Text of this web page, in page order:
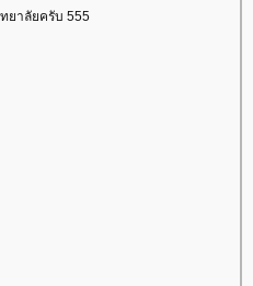
ยาลัยครับ 555